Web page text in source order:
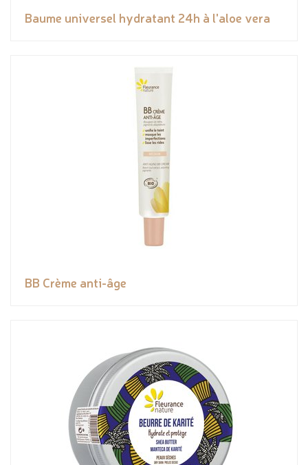
Baume universel hydratant 24h à l'aloe vera
BB Crème anti-âge